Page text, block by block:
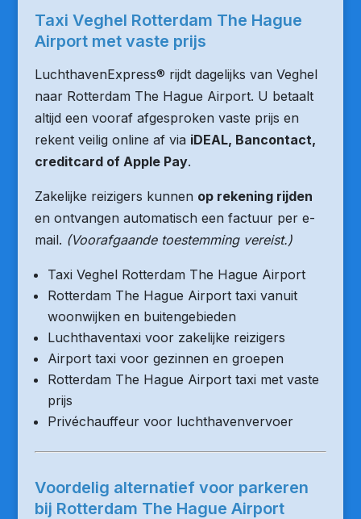
Taxi Veghel Rotterdam The Hague
Airport met vaste prijs
LuchthavenExpress® rijdt dagelijks van Veghel
naar Rotterdam The Hague Airport. U betaalt
altijd een vooraf afgesproken vaste prijs en
rekent veilig online af via iDEAL, Bancontact,
creditcard of Apple Pay.
Zakelijke reizigers kunnen op rekening rijden
en ontvangen automatisch een factuur per e-
mail. (Voorafgaande toestemming vereist.)
Taxi Veghel Rotterdam The Hague Airport
Rotterdam The Hague Airport taxi vanuit
woonwijken en buitengebieden
Luchthaventaxi voor zakelijke reizigers
Airport taxi voor gezinnen en groepen
Rotterdam The Hague Airport taxi met vaste
prijs
Privéchauffeur voor luchthavenvervoer
Voordelig alternatief voor parkeren
bij Rotterdam The Hague Airport